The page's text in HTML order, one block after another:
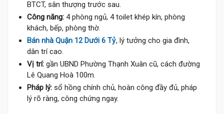
BTCT, sân thượng trước sau.
Công năng: 4 phòng ngủ, 4 toilet khép kín, phòng
khách, bếp, phòng thờ.
Bán nhà Quận 12 Dưới 6 Tỷ, lý tưởng cho gia đình,
dân trí cao.
Vị trí: gần UBND Phường Thạnh Xuân cũ, cách đường
Lê Quang Hoà 100m.
Pháp lý: sổ hồng chính chủ, hoàn công đầy đủ, pháp
lý rõ ràng, công chứng ngay.